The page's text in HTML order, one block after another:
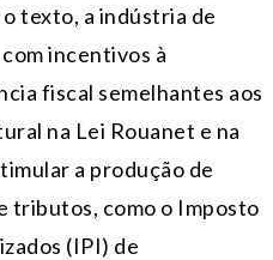
texto, a indústria de
incentivos à
fiscal semelhantes aos
na Lei Rouanet e na
a produção de
tributos, como o Imposto
(IPI) de